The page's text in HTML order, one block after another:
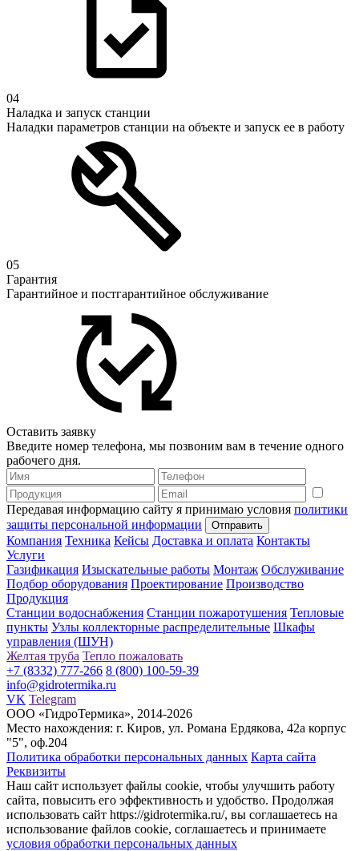
04
Наладка и запуск станции
Наладки параметров станции на объекте и запуск ее в работу
05
Гарантия
Гарантийное и постгарантийное обслуживание
Оставить заявку
Введите номер телефона, мы позвоним вам в течение одного
рабочего дня.
Передавая информацию сайту я принимаю условия политики
защиты персональной информации
Компания Техника Кейсы Доставка и оплата Контакты
Услуги
Газификация Изыскательные работы Монтаж Обслуживание
Подбор оборудования Проектирование Производство
Продукция
Станции водоснабжения Станции пожаротушения Тепловые
пункты Узлы коллекторные распределительные Шкафы
управления (ШУН)
Желтая труба Тепло пожаловать
+7 (8332) 777-266 8 (800) 100-59-39
info@gidrotermika.ru
VK Telegram
ООО «ГидроТермика», 2014-2026
Место нахождения: г. Киров, ул. Романа Ердякова, 42а корпус
"5", оф.204
Политика обработки персональных данных Карта сайта
Реквизиты
Наш сайт использует файлы cookie, чтобы улучшить работу
сайта, повысить его эффективность и удобство. Продолжая
использовать сайт https://gidrotermika.ru/, вы соглашаетесь на
использование файлов cookie, соглашаетесь и принимаете
условия обработки персональных данных